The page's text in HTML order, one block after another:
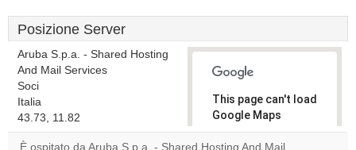
Posizione Server
Aruba S.p.a. - Shared Hosting
And Mail Services
Soci
Italia
43.73, 11.82
This page can't load
Google Maps
correctly.
È ospitato da Aruba S.p.a. - Shared Hosting And Mail